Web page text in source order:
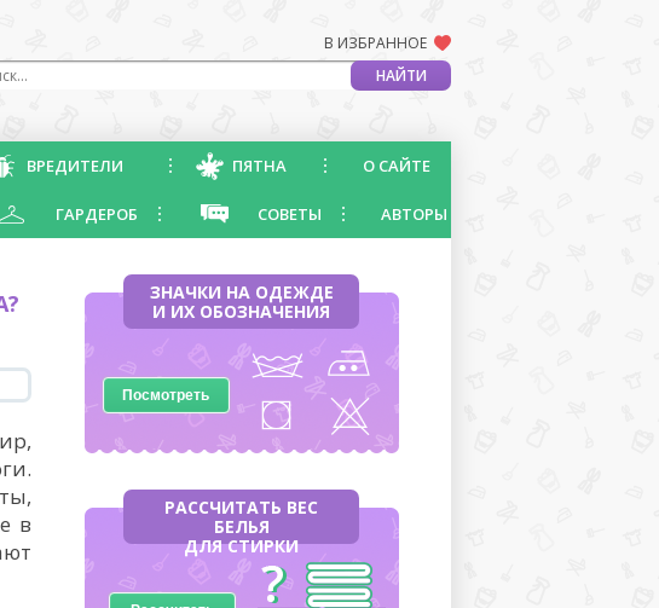
В ИЗБРАННОЕ
ВРЕДИТЕЛИ ПЯТНА О САЙТЕ
ГАРДЕРОБ СОВЕТЫ АВТОРЫ
в
ЗНАЧКИ НА ОДЕЖДЕ
И ИХ ОБОЗНАЧЕНИЯ
Посмотреть
РАССЧИТАТЬ ВЕС
БЕЛЬЯ
ДЛЯ СТИРКИ